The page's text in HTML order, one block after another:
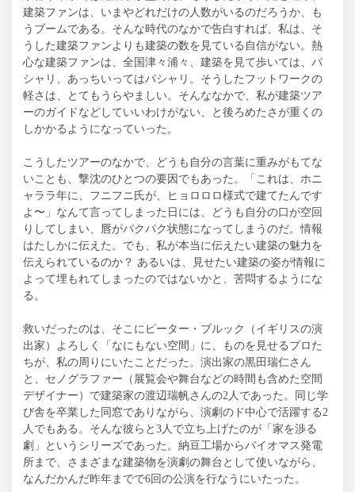
建築ファンは、いまやどれだけの人数がいるのだろうか、も
うブームである。そんな時代のなかで告白すれば、私は、そ
うした建築ファンよりも建築の数を見ている自信がない。熱
心な建築ファンは、全国津々浦々、建築を見て歩いては、パ
シャリ、あっちいってはパシャリ。そうしたフットワークの
軽さは、とてもうらやましい。そんななかで、私が建築ツア
ーのガイドなどしていいわけがない、と後ろめたさが重くの
しかかるようになっていった。
こうしたツアーのなかで、どうも自分の言葉に重みがもてな
いことも、撃沈のひとつの要因でもあった。「これは、ホニ
ャララ年に、フニフニ氏が、ヒョロロロ様式で建てたんです
よ〜」なんて言ってしまった日には、どうも自分の口が空回
りしてしまい、唇がパクパク状態になってしまうのだ。情報
はたしかに伝えた。でも、私が本当に伝えたい建築の魅力を
伝えられているのか？ あるいは、見せたい建築の姿が情報に
よって埋もれてしまったのではないかと、苦悶するようにな
る。
救いだったのは、そこにピーター・ブルック（イギリスの演
出家）よろしく「なにもない空間」に、ものを見せるプロた
ちが、私の周りにいたことだった。演出家の黒田瑞仁さん
と、セノグラファー（展覧会や舞台などの時間も含めた空間
デザイナー）で建築家の渡辺瑞帆さんの2人であった。同じ学
び舎を卒業した同窓でありながら、演劇のド中心で活躍する2
人でもある。そんな彼らと3人で立ち上げたのが「家を渉る
劇」というシリーズであった。納豆工場からバイオマス発電
所まで、さまざまな建築物を演劇の舞台として使いながら、
なんだかんだ昨年までで6回の公演を行なうにいたった。